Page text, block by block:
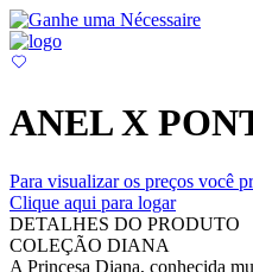
ANEL X
Para visualizar os preços você
Clique aqui para logar
DETALHES DO PRODUTO
COLEÇÃO DIANA
A Princesa Diana, conhecida